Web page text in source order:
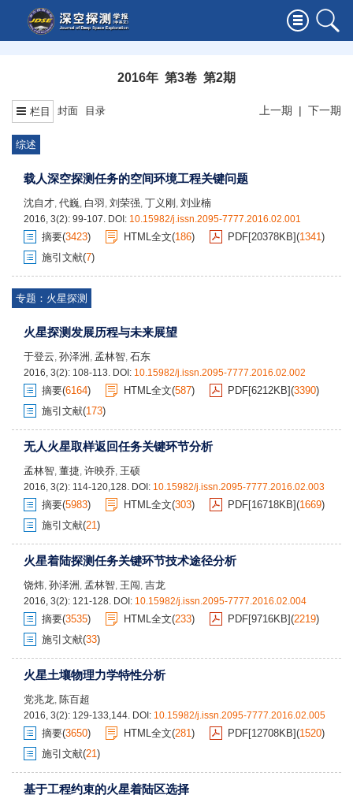
2016年 第3卷 第2期
栏目 封面 目录 上一期 | 下一期
综述
载人深空探测任务的空间环境工程关键问题
沈自才, 代巍, 白羽 , 刘荣强, 丁义刚 , 刘业楠
2016, 3(2): 99-107. DOI: 10.15982/j.issn.2095-7777.2016.02.001
摘要(3423) HTML全文(186) PDF[20378KB](1341)
施引文献(7)
专题：火星探测
火星探测发展历程与未来展望
于登云, 孙泽洲 , 孟林智, 石东
2016, 3(2): 108-113. DOI: 10.15982/j.issn.2095-7777.2016.02.002
摘要(6164) HTML全文(587) PDF[6212KB](3390)
施引文献(173)
无人火星取样返回任务关键环节分析
孟林智, 董捷, 许映乔, 王硕
2016, 3(2): 114-120,128. DOI: 10.15982/j.issn.2095-7777.2016.02.003
摘要(5983) HTML全文(303) PDF[16718KB](1669)
施引文献(21)
火星着陆探测任务关键环节技术途径分析
饶炜, 孙泽洲 , 孟林智, 王闯, 吉龙
2016, 3(2): 121-128. DOI: 10.15982/j.issn.2095-7777.2016.02.004
摘要(3535) HTML全文(233) PDF[9716KB](2219)
施引文献(33)
火星土壤物理力学特性分析
党兆龙, 陈百超
2016, 3(2): 129-133,144. DOI: 10.15982/j.issn.2095-7777.2016.02.005
摘要(3650) HTML全文(281) PDF[12708KB](1520)
施引文献(21)
基于工程约束的火星着陆区选择